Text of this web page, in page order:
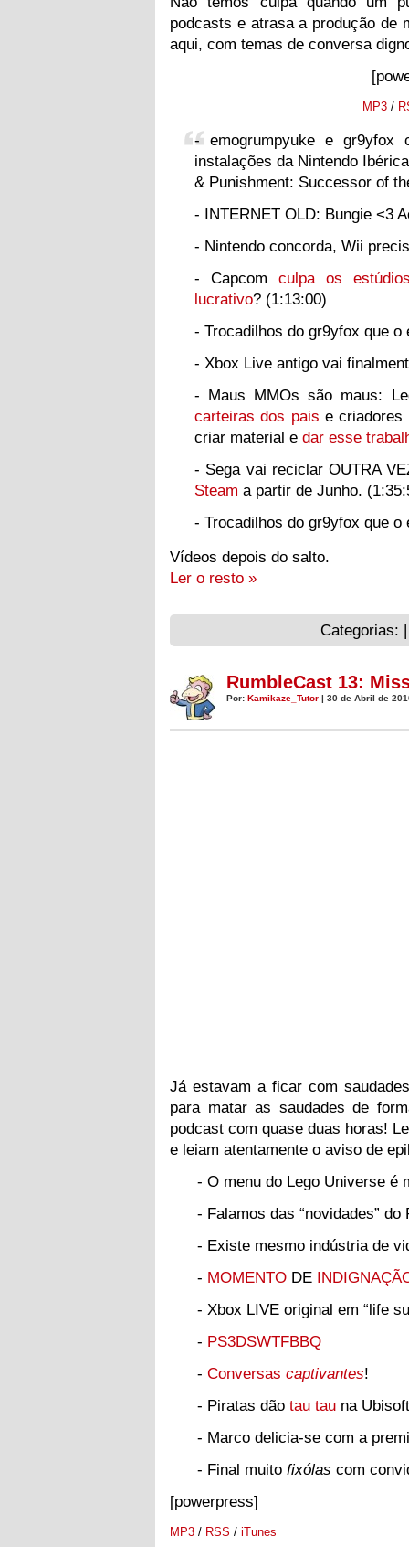
podcasts e atrasa a produção de
aqui, com temas de conversa
MP3/
- emogrumpyuke e gr9yfox
instalações da Nintendo
& Punishment: Successor of
- INTERNET OLD: Bungie <3
- Nintendo concorda, Wii
- Capcomculpa os
lucrativo? (1:13:00)
- Trocadilhos do gr9yfox que o
- Xbox Live antigo vai
- Maus MMOs são maus:
carteiras dos pais e criadores
criar material e dar esse
- Sega vai reciclar OUTRA
Steam a partir de Junho.
- Trocadilhos do gr9yfox que o
Vídeos depois do salto.
Ler o resto »
Categorias:
RumbleCast 13:
Por: Kamikaze_Tutor | 30 de Abril de
Já estavam a ficar com
para matar as saudades de
podcast com quase duas horas!
e leiam atentamente o aviso de
- O menu do Lego Universe é
- Falamos das “novidades” do
- Existe mesmo indústria de
- MOMENTO DE
- Xbox LIVE original em “life
- PS3DSWTFBBQ
- Conversas captivantes!
- Piratas dão tau tau na
- Marco delicia-se com a
- Final muito fixólas com
[powerpress]
MP3 / RSS / iTunes